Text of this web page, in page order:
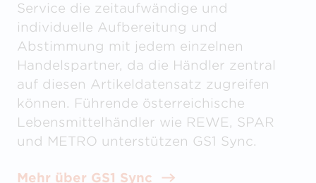
Service die zeitaufwändige und
individuelle Aufbereitung und
Abstimmung mit jedem einzelnen
Handelspartner, da die Händler zentral
auf diesen Artikeldatensatz zugreifen
können. Führende österreichische
Lebensmittelhändler wie REWE, SPAR
und METRO unterstützen GS1 Sync.
Mehr über GS1 Sync